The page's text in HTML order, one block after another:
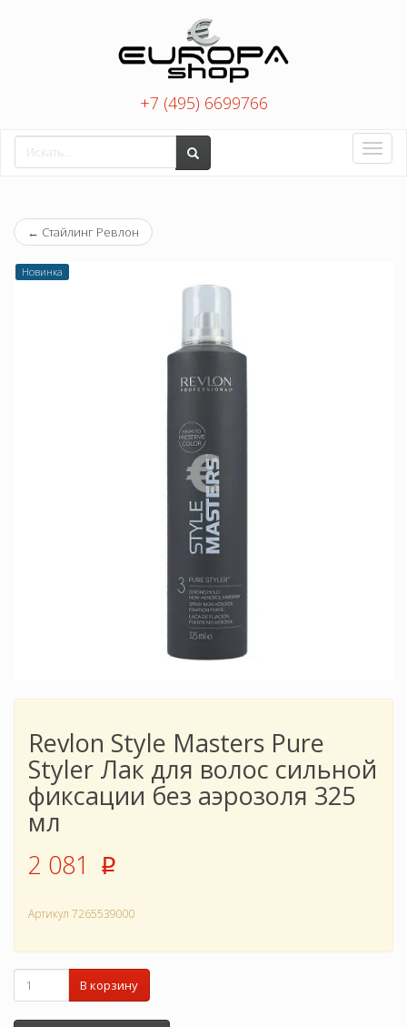
+7 (495) 6699766
Toggle
← Стайлинг Ревлон
Новинка
Revlon Style Masters Pure
Styler Лак для волос сильной
фиксации без аэрозоля 325
мл
2 081
p
Артикул 7265539000
В корзину